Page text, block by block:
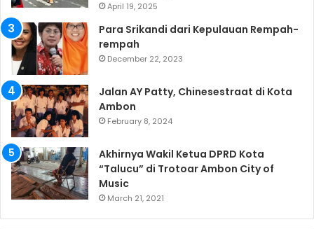
April 19, 2025
Para Srikandi dari Kepulauan Rempah-
rempah
December 22, 2023
Jalan AY Patty, Chinesestraat di Kota
Ambon
February 8, 2024
Akhirnya Wakil Ketua DPRD Kota
“Talucu” di Trotoar Ambon City of
Music
March 21, 2021